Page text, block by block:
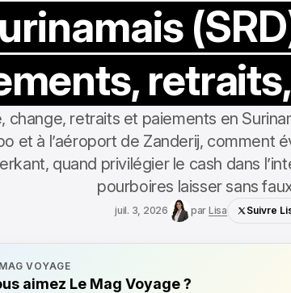
change, retraits et paiements en
et à l’aéroport de Zanderij, comment
quand privilégier le cash dans
pourboires laisser sans
juil. 3, 2026 par Lisa Suivre
VOYAGE
aimez Le Mag Voyage ?